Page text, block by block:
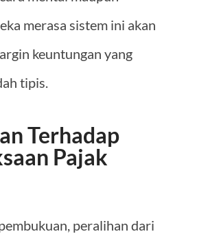
merasa sistem ini akan
keuntungan yang
tipis.
Terhadap
Pajak
peralihan dari